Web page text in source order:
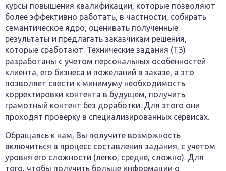
курсы повышения квалификации, которые позволяют
более эффективно работать, в частности, собирать
семантическое ядро, оценивать полученные
результаты и предлагать заказчикам решения,
которые сработают. Технические задания (ТЗ)
разработаны с учетом персональных особенностей
клиента, его бизнеса и пожеланий в заказе, а это
позволяет свести к минимуму необходимость
корректировки контента в будущем, получить
грамотный контент без доработки. Для этого они
проходят проверку в специализированных сервисах.
Обращаясь к нам, Вы получите возможность
включиться в процесс составления задания, с учетом
уровня его сложности (легко, средне, сложно). Для
того, чтобы получить больше информации о